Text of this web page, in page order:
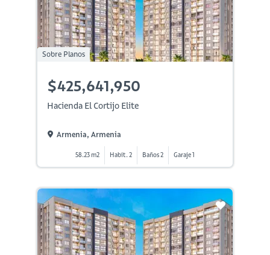
Sobre Planos
$425,641,950
Hacienda El Cortijo Elite
Armenia, Armenia
58.23 m2 Habit. 2 Baños 2 Garaje 1